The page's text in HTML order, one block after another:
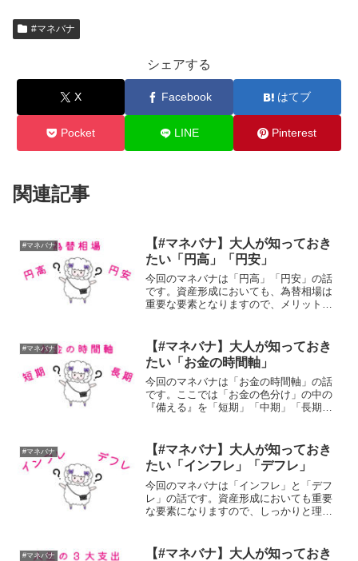
#マネバナ
シェアする
X Facebook はてブ
Pocket LINE Pinterest
関連記事
#マネバナ
【#マネバナ】大人が知っておき
たい「円高」「円安」
今回のマネバナは「円高」「円安」の話
です。資産形成においても、為替相場は
重要な要素となりますので、メリットや
#マネバナ
【#マネバナ】大人が知っておき
たい「お金の時間軸」
今回のマネバナは「お金の時間軸」の話
です。ここでは「お金の色分け」の中の
『備える』を「短期」「中期」「長期」
#マネバナ
【#マネバナ】大人が知っておき
たい「インフレ」「デフレ」
今回のマネバナは「インフレ」と「デフ
レ」の話です。資産形成においても重要
な要素になりますので、しっかりと理解
#マネバナ
【#マネバナ】大人が知っておき